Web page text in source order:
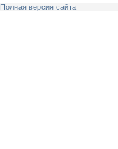
Полная версия сайта